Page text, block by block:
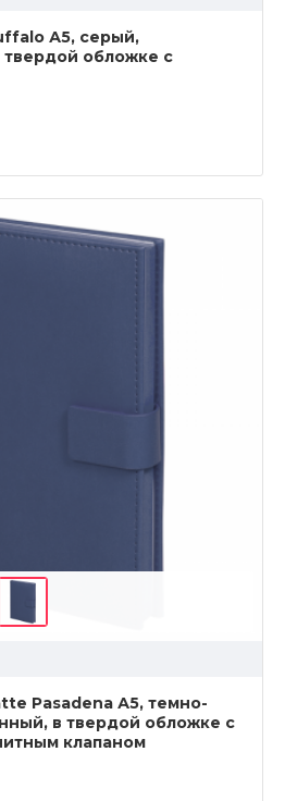
А5, серый,
обложке с
Pasadena А5, темно-
в твердой обложке с
клапаном